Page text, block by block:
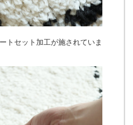
トセット加工が施されていま